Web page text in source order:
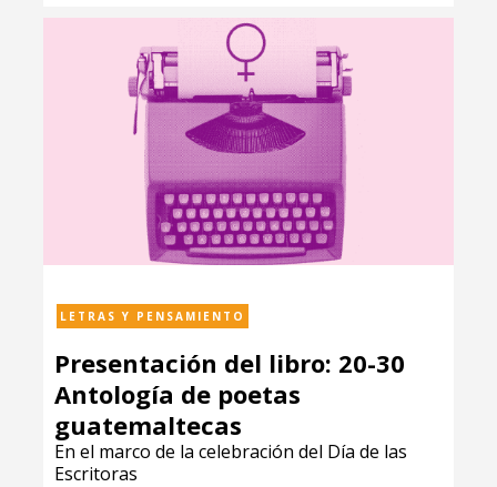
LETRAS Y PENSAMIENTO
Presentación del libro: 20-30
Antología de poetas
guatemaltecas
En el marco de la celebración del Día de las
Escritoras